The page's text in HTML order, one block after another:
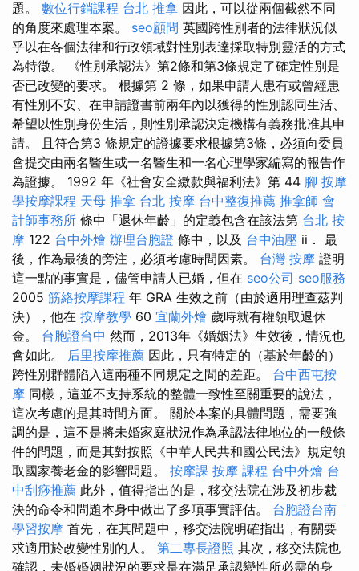
題。 數位行銷課程 台北 推拿 因此，可以從兩個截然不同
的角度來處理本案。 seo顧問 英國跨性別者的法律狀況似
乎以在各個法律和行政領域對性別表達採取特別靈活的方式
為特徵。 《性別承認法》第2條和第3條規定了確定性別是
否已改變的要求。 根據第 2 條，如果申請人患有或曾經患
有性別不安、在申請證書前兩年內以獲得的性別認同生活、
希望以性別身份生活，則性別承認決定機構有義務批准其申
請。 且符合第3 條規定的證據要求根據第3條，必須向委員
會提交由兩名醫生或一名醫生和一名心理學家編寫的報告作
為證據。 1992 年《社會安全繳款與福利法》第 44 腳 按摩
學按摩課程 天母 推拿 台北 按摩 台中整復推薦 推拿師 會
計師事務所 條中「退休年齡」的定義包含在該法第 台北 按
摩 122 台中外燴 辦理台胞證 條中，以及 台中油壓 ii． 最
後，作為最後的旁注，必須考慮時間因素。 台灣 按摩 證明
這一點的事實是，儘管申請人已婚，但在 seo公司 seo服務
2005 筋絡按摩課程 年 GRA 生效之前（由於適用理查茲判
決），他在 按摩教學 60 宜蘭外燴 歲時就有權領取退休
金。 台胞證台中 然而，2013年《婚姻法》生效後，情況也
會如此。 后里按摩推薦 因此，只有特定的（基於年齡的）
跨性別群體陷入這兩種不同規定之間的差距。 台中西屯按
摩 同樣，這並不支持系統的整體一致性至關重要的說法，
這次考慮的是其時間方面。 關於本案的具體問題，需要強
調的是，這不是將未婚家庭狀況作為承認法律地位的一般條
件的問題，而是其對按照《中華人民共和國公民法》規定領
取國家養老金的影響問題。 按摩課 按摩 課程 台中外燴 台
中刮痧推薦 此外，值得指出的是，移交法院在涉及初步裁
決的命令和問題本身中做出了多項事實評估。 台胞證台南
學習按摩 首先，在其問題中，移交法院明確指出，有關要
求適用於改變性別的人。 第二專長證照 其次，移交法院也
確認，未婚婚姻狀況的要求是在滿足承認變性所必需的身